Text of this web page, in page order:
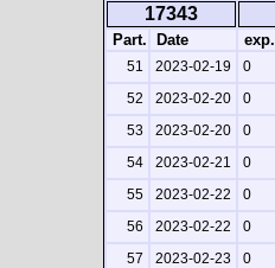
17343
Part. Date exp.
51 2023-02-19 0
52
2023-02-20 0
53
2023-02-20 0
54
2023-02-21 0
55
2023-02-22 0
56
2023-02-22 0
57
2023-02-23 0